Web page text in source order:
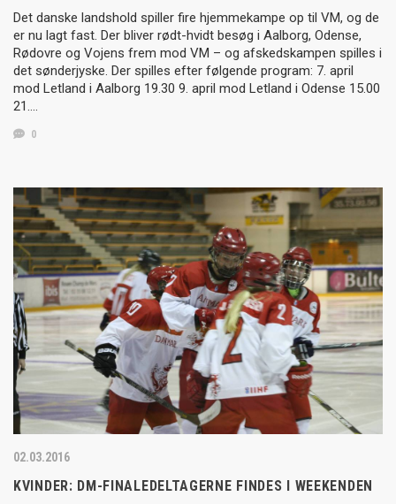
Det danske landshold spiller fire hjemmekampe op til VM, og de
er nu lagt fast. Der bliver rødt-hvidt besøg i Aalborg, Odense,
Rødovre og Vojens frem mod VM – og afskedskampen spilles i
det sønderjyske. Der spilles efter følgende program: 7. april
mod Letland i Aalborg 19.30 9. april mod Letland i Odense 15.00
21….
0
02.03.2016
KVINDER: DM-FINALEDELTAGERNE FINDES I WEEKENDEN